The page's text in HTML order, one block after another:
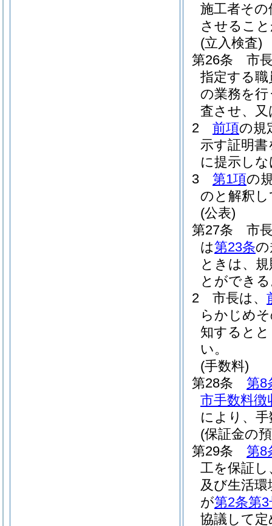
施工者そ
させるこ
(立入検査)
第26条
市
指定する
の業務を
査させ、
2
前項の規
示す証明
に提示し
3
第1項の
のと解釈
(公表)
第27条
市
は第23条
ときは、
とができ
2
市長は、
らかじめ
知すると
い。
(手数料)
第28条
第8
市手数料徴
により、
(保証金の
第29条
第8
工を保証
及び生活
が第2条第3
協議して